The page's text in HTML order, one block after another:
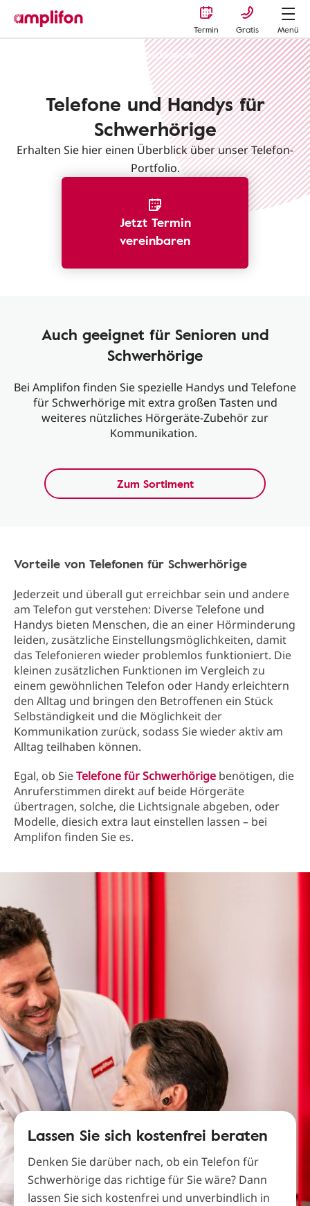
Termin Gratis
Menü
Telefongeräte
Telefone und Handys für
Schwerhörige
Erhalten Sie hier einen Überblick über unser Telefon-
Portfolio.
Jetzt Termin
vereinbaren
Auch geeignet für Senioren und
Schwerhörige
Bei Amplifon finden Sie spezielle Handys und Telefone
für Schwerhörige mit extra großen Tasten und
weiteres nützliches Hörgeräte-Zubehör zur
Kommunikation.
Zum Sortiment
Vorteile von Telefonen für Schwerhörige
Jederzeit und überall gut erreichbar sein und andere
am Telefon gut verstehen: Diverse Telefone und
Handys bieten Menschen, die an einer Hörminderung
leiden, zusätzliche Einstellungsmöglichkeiten, damit
das Telefonieren wieder problemlos funktioniert. Die
kleinen zusätzlichen Funktionen im Vergleich zu
einem gewöhnlichen Telefon oder Handy erleichtern
den Alltag und bringen den Betroffenen ein Stück
Selbständigkeit und die Möglichkeit der
Kommunikation zurück, sodass Sie wieder aktiv am
Alltag teilhaben können.
Egal, ob SieTelefone für Schwerhörige benötigen, die
Anruferstimmen direkt auf beide Hörgeräte
übertragen, solche, die Lichtsignale abgeben, oder
Modelle, diesich extra laut einstellen lassen – bei
Amplifon finden Sie es.
Lassen Sie sich kostenfrei beraten
Denken Sie darüber nach, ob ein Telefon für
Schwerhörige das richtige für Sie wäre? Dann
lassen Sie sich kostenfrei und unverbindlich in